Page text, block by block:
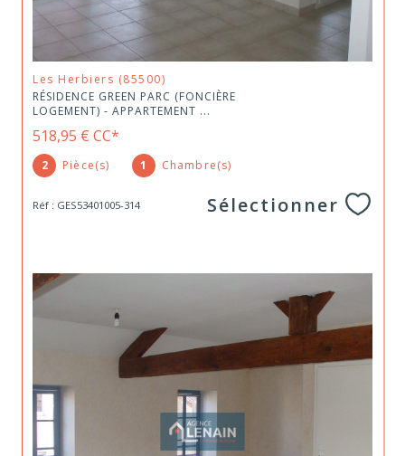
Les Herbiers (85500)
RÉSIDENCE GREEN PARC (FONCIÈRE
LOGEMENT) - APPARTEMENT ...
518,95 € CC*
2 Pièce(s) 1 Chambre(s)
Réf : GES53401005-314 Sélectionner